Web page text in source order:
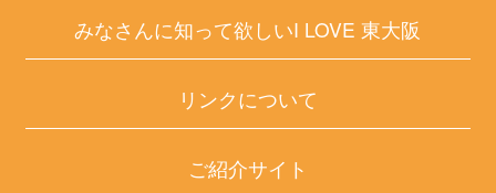
みなさんに知って欲しいI LOVE 東大阪
リンクについて
ご紹介サイト